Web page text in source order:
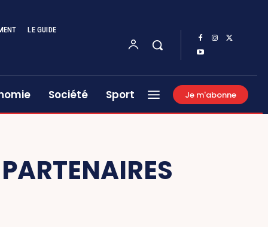
LE GUIDE
Société Sport Je m'abonne